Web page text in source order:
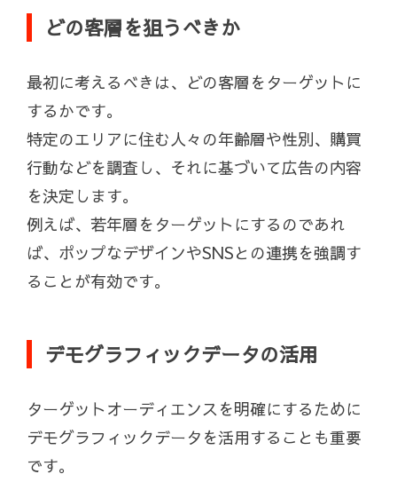
どの客層を狙うべきか
最初に考えるべきは、どの客層をターゲットに
するかです。
特定のエリアに住む人々の年齢層や性別、購買
行動などを調査し、それに基づいて広告の内容
を決定します。
例えば、若年層をターゲットにするのであれ
ば、ポップなデザインやSNSとの連携を強調す
ることが有効です。
デモグラフィックデータの活用
ターゲットオーディエンスを明確にするために
デモグラフィックデータを活用することも重要
です。